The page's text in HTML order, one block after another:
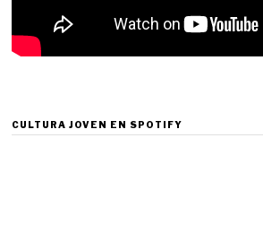
CULTURA JOVEN EN SPOTIFY